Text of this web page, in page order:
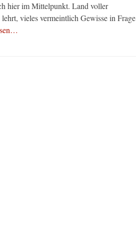
hier im Mittelpunkt. Land voller
vieles vermeintlich Gewisse in Frage